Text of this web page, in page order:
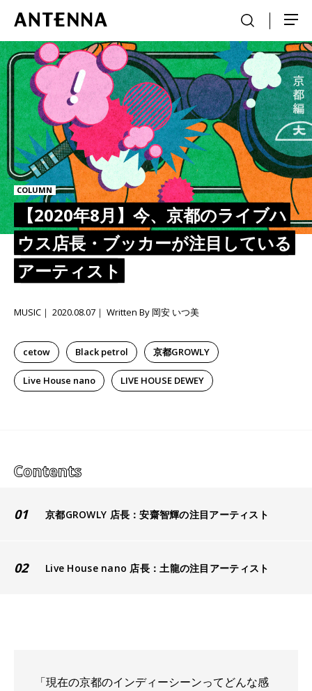
COLUMN
【2020年8月】今、京都のライブハ
ウス店長・ブッカーが注目している
アーティスト
cetow Black petrol 京都GROWLY
Live House nano LIVE HOUSE DEWEY
MUSIC 2020.08.07 Written By 岡安 いつ美
01 京都GROWLY 店長：安齋智輝の注目アーティスト
02 Live House nano 店長：土龍の注目アーティスト
「現在の京都のインディーシーンってどんな感